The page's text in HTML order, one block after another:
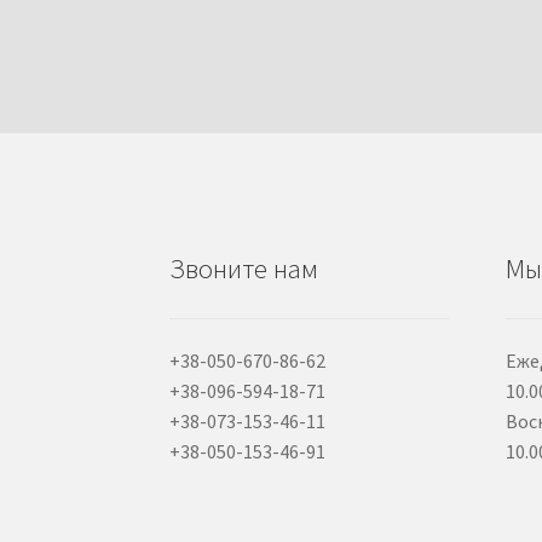
Звоните нам
+38-050-670-86-62
+38-096-594-18-71
+38-073-153-46-11
+38-050-153-46-91